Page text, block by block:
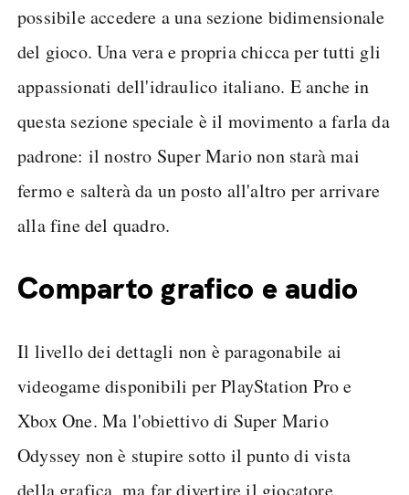
possibile accedere a una sezione bidimensionale
del gioco. Una vera e propria chicca per tutti gli
appassionati dell'idraulico italiano. E anche in
questa sezione speciale è il movimento a farla da
padrone: il nostro Super Mario non starà mai
fermo e salterà da un posto all'altro per arrivare
alla fine del quadro.
Comparto grafico e audio
Il livello dei dettagli non è paragonabile ai
videogame disponibili per PlayStation Pro e
Xbox One. Ma l'obiettivo di Super Mario
Odyssey non è stupire sotto il punto di vista
della grafica, ma far divertire il giocatore.